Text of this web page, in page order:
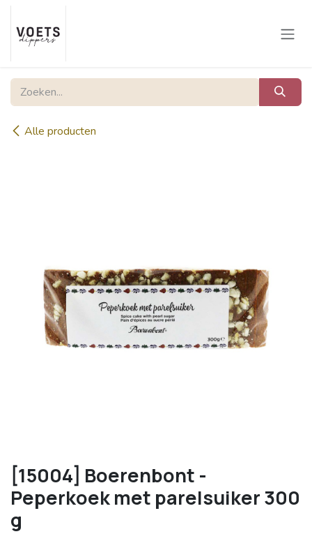
Overslaan naar inhoud
Alle producten
[15004] Boerenbont -
Peperkoek met parelsuiker 300
g